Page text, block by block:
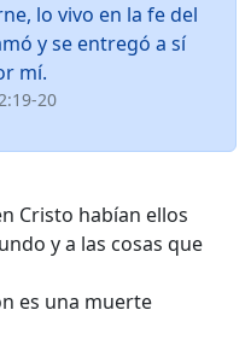
lo vivo en la fe del
y se entregó a sí
mí.
20
Cristo habían ellos
y a las cosas que
es una muerte